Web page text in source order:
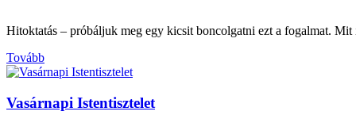
Hitoktatás – próbáljuk meg egy kicsit boncolgatni ezt a fogalmat. Mit
Tovább
Vasárnapi Istentisztelet